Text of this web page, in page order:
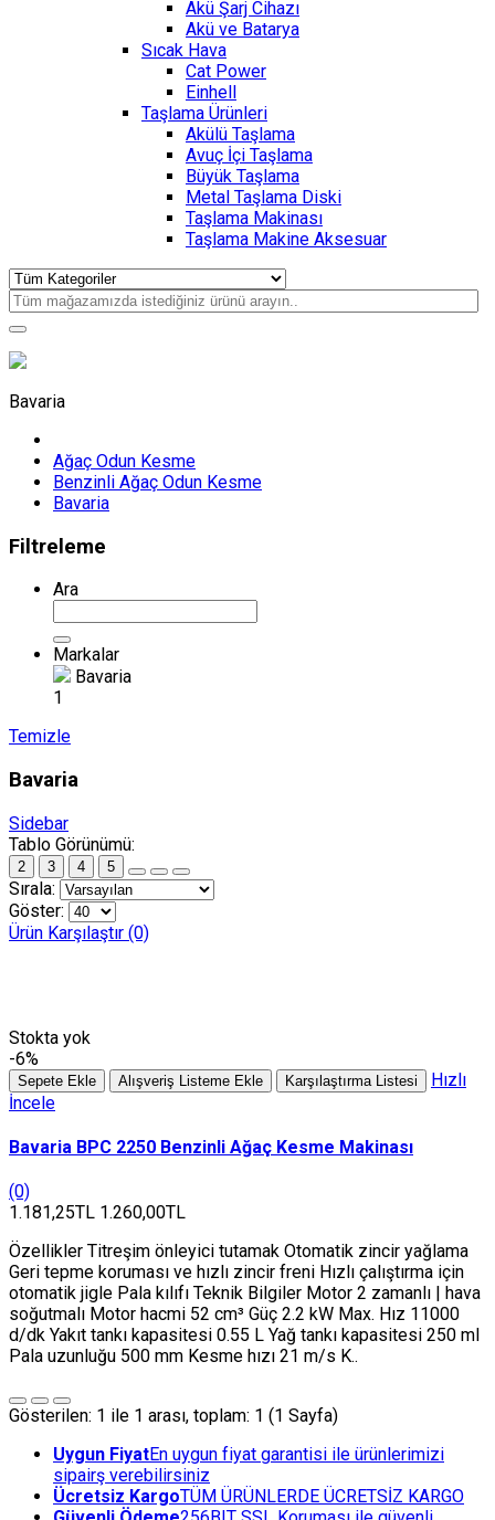
Akü Şarj Cihazı
Akü ve Batarya
Sıcak Hava
Cat Power
Einhell
Taşlama Ürünleri
Akülü Taşlama
Avuç İçi Taşlama
Büyük Taşlama
Metal Taşlama Diski
Taşlama Makinası
Taşlama Makine Aksesuar
Bavaria
Ağaç Odun Kesme
Benzinli Ağaç Odun Kesme
Bavaria
Filtreleme
Ara
Markalar
Bavaria
1
Temizle
Bavaria
Sidebar
Tablo Görünümü:
2 3 4 5
Sırala:
Göster:
Ürün Karşılaştır (0)
Stokta yok
-6%
Sepete Ekle Alışveriş Listeme Ekle Karşılaştırma Listesi
Hızlı
İncele
Bavaria BPC 2250 Benzinli Ağaç Kesme Makinası
(0)
1.181,25TL 1.260,00TL
Özellikler Titreşim önleyici tutamak Otomatik zincir yağlama
Geri tepme koruması ve hızlı zincir freni Hızlı çalıştırma için
otomatik jigle Pala kılıfı Teknik Bilgiler Motor 2 zamanlı | hava
soğutmalı Motor hacmi 52 cm³ Güç 2.2 kW Max. Hız 11000
d/dk Yakıt tankı kapasitesi 0.55 L Yağ tankı kapasitesi 250 ml
Pala uzunluğu 500 mm Kesme hızı 21 m/s K..
Gösterilen: 1 ile 1 arası, toplam: 1 (1 Sayfa)
Uygun FiyatEn uygun fiyat garantisi ile ürünlerimizi
sipairş verebilirsiniz
Ücretsiz KargoTÜM ÜRÜNLERDE ÜCRETSİZ KARGO